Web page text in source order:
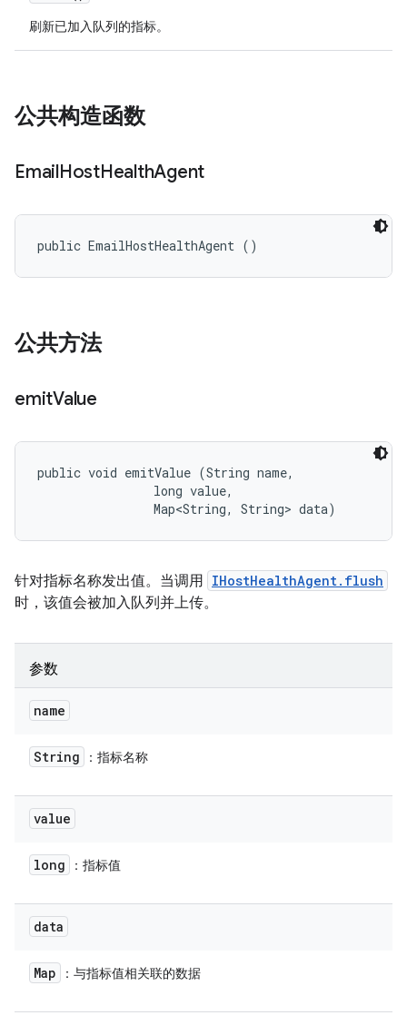
刷新已加入队列的指标。
公共构造函数
EmailHostHealthAgent
public EmailHostHealthAgent ()
公共方法
emitValue
public void emitValue (String name,
                long value,
                Map<String, String> data)
针对指标名称发出值。当调用 IHostHealthAgent.flush
时，该值会被加入队列并上传。
参数
name
String ：指标名称
value
long ：指标值
data
Map ：与指标值相关联的数据